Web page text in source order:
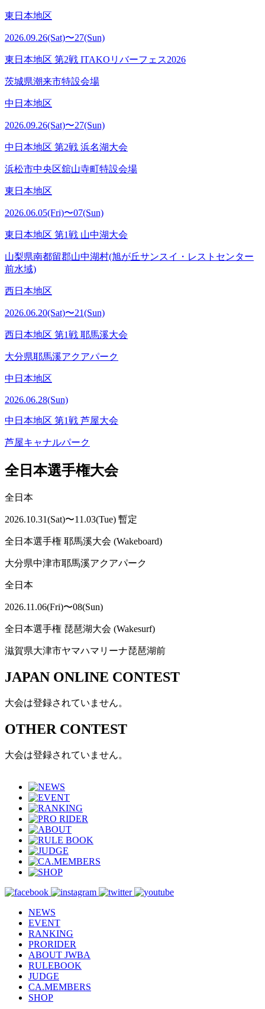
東日本地区
2026.09.26(Sat)〜27(Sun)
東日本地区 第2戦 ITAKOリバーフェス2026
茨城県潮来市特設会場
中日本地区
2026.09.26(Sat)〜27(Sun)
中日本地区 第2戦 浜名湖大会
浜松市中央区舘山寺町特設会場
東日本地区
2026.06.05(Fri)〜07(Sun)
東日本地区 第1戦 山中湖大会
山梨県南都留郡山中湖村(旭が丘サンスイ・レストセンター
前水域)
西日本地区
2026.06.20(Sat)〜21(Sun)
西日本地区 第1戦 耶馬溪大会
大分県耶馬溪アクアパーク
中日本地区
2026.06.28(Sun)
中日本地区 第1戦 芦屋大会
芦屋キャナルパーク
全日本選手権大会
全日本
2026.10.31(Sat)〜11.03(Tue) 暫定
全日本選手権 耶馬溪大会 (Wakeboard)
大分県中津市耶馬溪アクアパーク
全日本
2026.11.06(Fri)〜08(Sun)
全日本選手権 琵琶湖大会 (Wakesurf)
滋賀県大津市ヤマハマリーナ琵琶湖前
JAPAN ONLINE CONTEST
大会は登録されていません。
OTHER CONTEST
大会は登録されていません。
NEWS
EVENT
RANKING
PRORIDER
ABOUT JWBA
RULEBOOK
JUDGE
CA.MEMBERS
SHOP